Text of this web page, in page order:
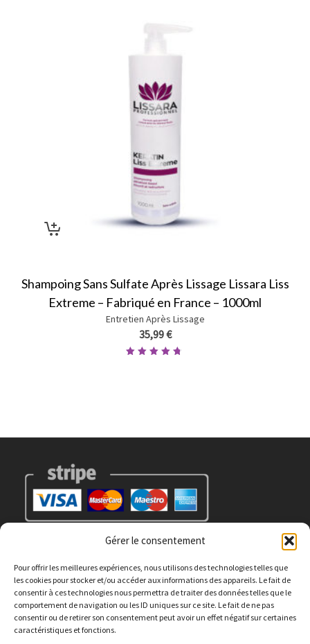
Gérer le consentement
Pour offrir les meilleures expériences, nous utilisons des technologies telles que
les cookies pour stocker et/ou accéder aux informations des appareils. Le fait de
consentir à ces technologies nous permettra de traiter des données telles que le
comportement de navigation ou les ID uniques sur ce site. Le fait de ne pas
consentir ou de retirer son consentement peut avoir un effet négatif sur certaines
caractéristiques et fonctions.
Shampoing Sans Sulfate Après Lissage Lissara Liss
Extreme – Fabriqué en France – 1000ml
Entretien Après Lissage
35,99€
Suivez Nous !